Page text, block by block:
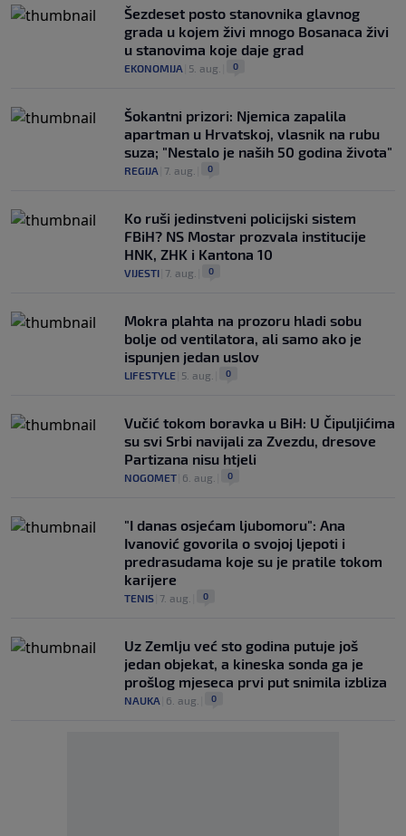
Šezdeset posto stanovnika glavnog
grada u kojem živi mnogo Bosanaca živi
u stanovima koje daje grad
EKONOMIJA 5. aug. 0
Šokantni prizori: Njemica zapalila
apartman u Hrvatskoj, vlasnik na rubu
suza; "Nestalo je naših 50 godina života"
REGIJA 7. aug. 0
Ko ruši jedinstveni policijski sistem
FBiH? NS Mostar prozvala institucije
HNK, ZHK i Kantona 10
VIJESTI 7. aug. 0
Mokra plahta na prozoru hladi sobu
bolje od ventilatora, ali samo ako je
ispunjen jedan uslov
LIFESTYLE 5. aug. 0
Vučić tokom boravka u BiH: U Čipuljićima
su svi Srbi navijali za Zvezdu, dresove
Partizana nisu htjeli
NOGOMET 6. aug. 0
"I danas osjećam ljubomoru": Ana
Ivanović govorila o svojoj ljepoti i
predrasudama koje su je pratile tokom
karijere
TENIS 7. aug. 0
Uz Zemlju već sto godina putuje još
jedan objekat, a kineska sonda ga je
prošlog mjeseca prvi put snimila izbliza
NAUKA 6. aug. 0